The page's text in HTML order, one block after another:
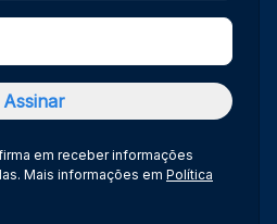
em receber informações
Mais informações em Política